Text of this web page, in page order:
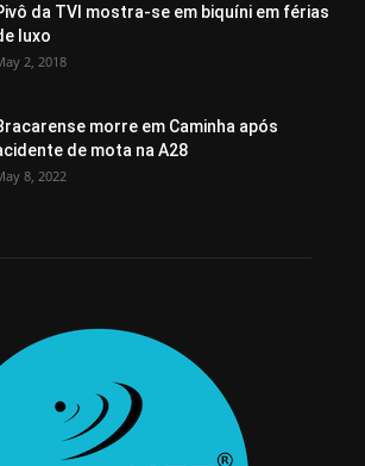
da TVI mostra-se em biquíni em férias
luxo
2, 2018
morre em Caminha após
de mota na A28
8, 2022